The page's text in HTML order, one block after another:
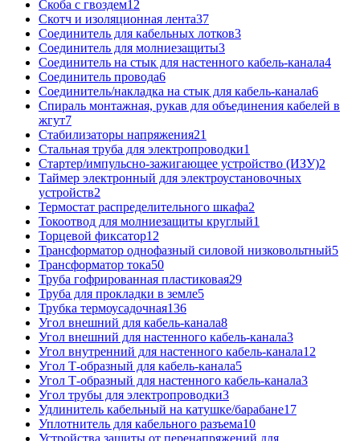
Скоба с гвоздем12
Скотч и изоляционная лента37
Соединитель для кабельных лотков3
Соединитель для молниезащиты3
Соединитель на стык для настенного кабель-канала4
Соединитель провода6
Соединитель/накладка на стык для кабель-канала6
Спираль монтажная, рукав для объединения кабелей в
жгут7
Стабилизаторы напряжения21
Стальная труба для электропроводки1
Стартер/импульсно-зажигающее устройство (ИЗУ)2
Таймер электронный для электроустановочных
устройств2
Термостат распределительного шкафа2
Токоотвод для молниезащиты круглый1
Торцевой фиксатор12
Трансформатор однофазный силовой низковольтный5
Трансформатор тока50
Труба гофрированная пластиковая29
Труба для прокладки в земле5
Трубка термоусадочная136
Угол внешний для кабель-канала8
Угол внешний для настенного кабель-канала3
Угол внутренний для настенного кабель-канала12
Угол Т-образный для кабель-канала5
Угол Т-образный для настенного кабель-канала3
Угол трубы для электропроводки3
Удлинитель кабельный на катушке/барабане17
Уплотнитель для кабельного разъема10
Устройства защиты от перенапряжений для